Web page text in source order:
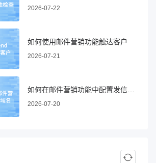
2026-07-22
如何使用邮件营销功能触达客户
2026-07-21
2026-07-20